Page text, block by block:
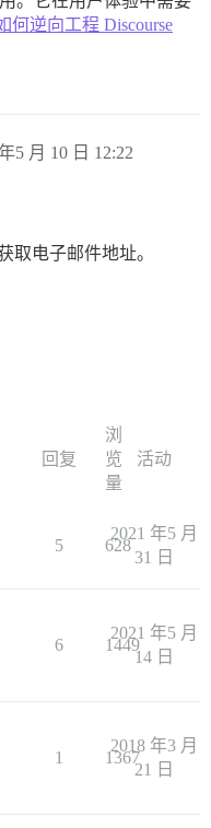
何逆向工程 Discourse
5 月 10 日 12:22
取电子邮件地址。
回复
浏
览
量
活动
5 628
2021 年5 月
31 日
6 1449
2021 年5 月
14 日
1 1367
2018 年3 月
21 日